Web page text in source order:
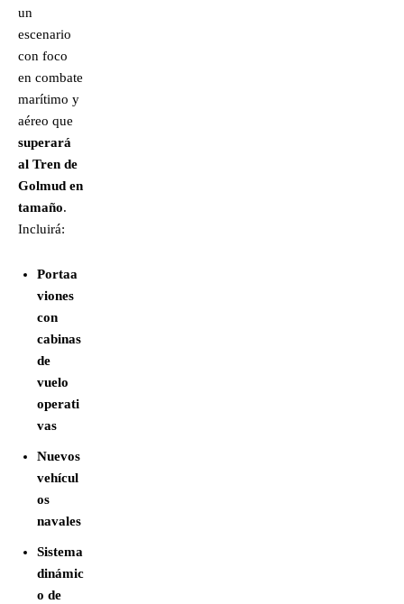
un
escenario
con foco
en combate
marítimo y
aéreo que
superará
al Tren de
Golmud en
tamaño.
Incluirá:
Portaa
viones
con
cabinas
de
vuelo
operati
vas
Nuevos
vehícul
os
navales
Sistema
dinámic
o de